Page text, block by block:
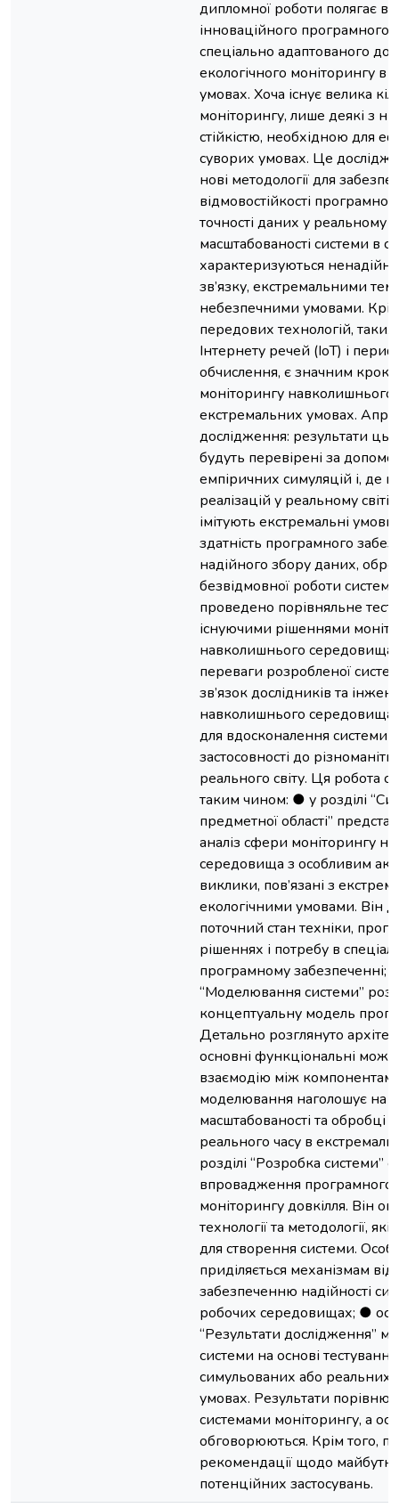
дипломної роботи полягає в
інноваційного програмного
спеціально адаптованого до
екологічного моніторингу в
умовах. Хоча існує велика
моніторингу, лише деякі з
стійкістю, необхідною для
суворих умовах. Це
нові методології для
відмовостійкості
точності даних у реальному
масштабованості системи в
характеризуються
зв’язку, екстремальними
небезпечними умовами. Крім
передових технологій,
Інтернету речей (IoT) і
обчислення, є значним
моніторингу
екстремальних умовах.
дослідження: результати
будуть перевірені за
емпіричних симуляцій і, де
реалізацій у реальному
імітують екстремальні
здатність програмного
надійного збору даних,
безвідмовної роботи
проведено порівняльне
існуючими рішеннями
навколишнього
переваги розробленої
зв’язок дослідників та
навколишнього середовища
для вдосконалення системи
застосовності до
реального світу. Ця робота
таким чином: ● у розділі
предметної області”
аналіз сфери моніторингу
середовища з особливим
виклики, пов’язані з
екологічними умовами. Він
поточний стан техніки,
рішеннях і потребу в
програмному забезпеченні;
“Моделювання системи”
концептуальну модель
Детально розглянуто
основні функціональні
взаємодію між
моделювання наголошує на
масштабованості та обробці
реального часу в
розділі “Розробка системи”
впровадження програмного
моніторингу довкілля. Він
технології та методології,
для створення системи.
приділяється механізмам
забезпеченню надійності
робочих середовищах; ●
“Результати дослідження”
системи на основі
симульованих або реальних
умовах. Результати
системами моніторингу, а
обговорюються. Крім того,
рекомендації щодо
потенційних застосувань.